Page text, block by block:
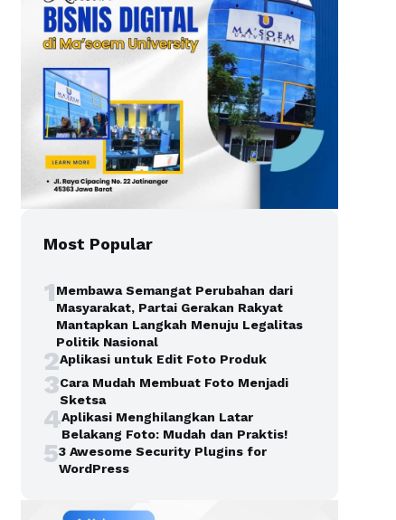
Most Popular
1Membawa Semangat Perubahan dari
Masyarakat, Partai Gerakan Rakyat
Mantapkan Langkah Menuju Legalitas
Politik Nasional
2Aplikasi untuk Edit Foto Produk
3Cara Mudah Membuat Foto Menjadi
Sketsa
4Aplikasi Menghilangkan Latar
Belakang Foto: Mudah dan Praktis!
53 Awesome Security Plugins for
WordPress